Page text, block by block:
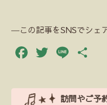
―この記事をSNSでシェ
Facebook
Twitter
Line
訪問やご予